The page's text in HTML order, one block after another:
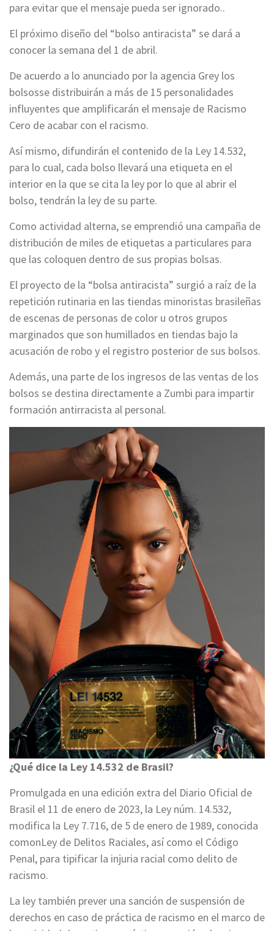
para evitar que el mensaje pueda ser ignorado..
El próximo diseño del “bolso antiracista” se dará a
conocer la semana del 1 de abril.
De acuerdo a lo anunciado por la agencia Grey los
bolsosse distribuirán a más de 15 personalidades
influyentes que amplificarán el mensaje de Racismo
Cero de acabar con el racismo.
Así mismo, difundirán el contenido de la Ley 14.532,
para lo cual, cada bolso llevará una etiqueta en el
interior en la que se cita la ley por lo que al abrir el
bolso, tendrán la ley de su parte.
Como actividad alterna, se emprendió una campaña de
distribución de miles de etiquetas a particulares para
que las coloquen dentro de sus propias bolsas.
El proyecto de la “bolsa antiracista” surgió a raíz de la
repetición rutinaria en las tiendas minoristas brasileñas
de escenas de personas de color u otros grupos
marginados que son humillados en tiendas bajo la
acusación de robo y el registro posterior de sus bolsos.
Además, una parte de los ingresos de las ventas de los
bolsos se destina directamente a Zumbi para impartir
formación antirracista al personal.
¿Qué dice la Ley 14.532 de Brasil?
Promulgada en una edición extra del Diario Oficial de
Brasil el 11 de enero de 2023, la Ley núm. 14.532,
modifica la Ley 7.716, de 5 de enero de 1989, conocida
comonLey de Delitos Raciales, así como el Código
Penal, para tipificar la injuria racial como delito de
racismo.
La ley también prever una sanción de suspensión de
derechos en caso de práctica de racismo en el marco de